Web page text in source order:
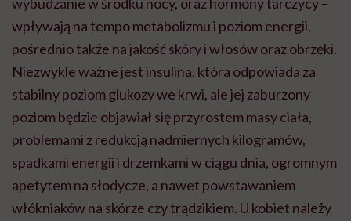
wpływają na tempo metabolizmu i poziom energii,
pośrednio także na jakość skóry i włosów oraz obrzęki.
Niezwykle ważne jest insulina, która odpowiada za
stabilny poziom glukozy we krwi, ale jej zaburzony
poziom będzie objawiał się przyrostem masy ciała,
problemami z redukcją nadmiernych kilogramów,
spadkami energii i drzemkami w ciągu dnia, ogromnym
apetytem na słodycze, a nawet powstawaniem
włókniaków na skórze czy trądzikiem. U kobiet należy